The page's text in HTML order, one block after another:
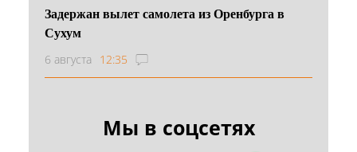
Задержан вылет самолета из Оренбурга в
Сухум
6 августа 12:35
Мы в соцсетях